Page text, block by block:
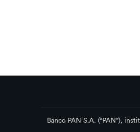
Banco PAN S.A. (“PAN”),